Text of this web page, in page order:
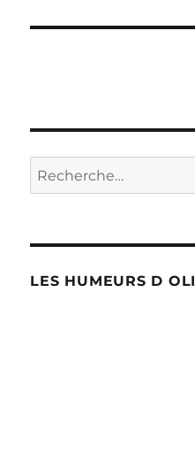
Recherche
pour :
LES HUMEURS D OLI